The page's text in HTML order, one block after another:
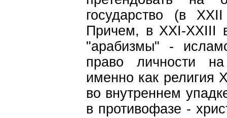
государство (в
Причем, в XXI-XXIII
"арабизмы" -
право личности
именно как религия
во внутреннем
в противофазе -